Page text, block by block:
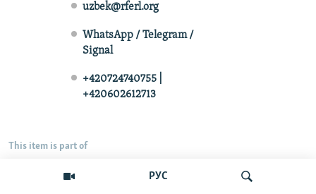
РУС
uzbek@rferl.org
WhatsApp / Telegram /
Signal
+420724740755 |
+420602612713
This item is part of
Кун мавзулари